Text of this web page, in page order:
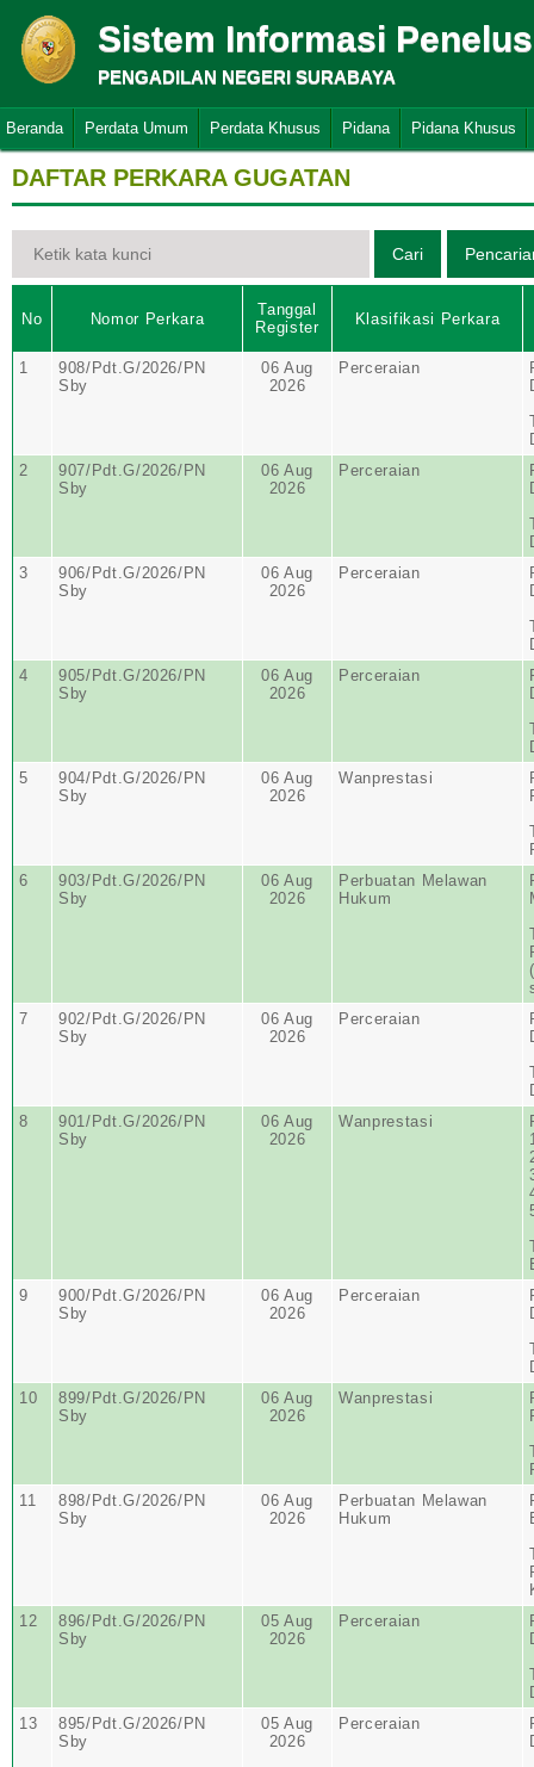
Sistem Informasi
PENGADILAN NEGERI SURABAYA
Beranda Perdata Umum Perdata Khusus Pidana Pidana Khusus
DAFTAR PERKARA GUGATAN
No Nomor Perkara
Tanggal
Register
Klasifikasi Perkara
1
908/Pdt.G/2026/PN
Sby
06 Aug
2026
Perceraian
2
907/Pdt.G/2026/PN
Sby
06 Aug
2026
Perceraian
3
906/Pdt.G/2026/PN
Sby
06 Aug
2026
Perceraian
4
905/Pdt.G/2026/PN
Sby
06 Aug
2026
Perceraian
5
904/Pdt.G/2026/PN
Sby
06 Aug
2026
Wanprestasi
6
903/Pdt.G/2026/PN
Sby
06 Aug
2026
Perbuatan Melawan
Hukum
7
902/Pdt.G/2026/PN
Sby
06 Aug
2026
Perceraian
8
901/Pdt.G/2026/PN
Sby
06 Aug
2026
Wanprestasi
9
900/Pdt.G/2026/PN
Sby
06 Aug
2026
Perceraian
10
899/Pdt.G/2026/PN
Sby
06 Aug
2026
Wanprestasi
11
898/Pdt.G/2026/PN
Sby
06 Aug
2026
Perbuatan Melawan
Hukum
12
896/Pdt.G/2026/PN
Sby
05 Aug
2026
Perceraian
13
895/Pdt.G/2026/PN
Sby
05 Aug
2026
Perceraian